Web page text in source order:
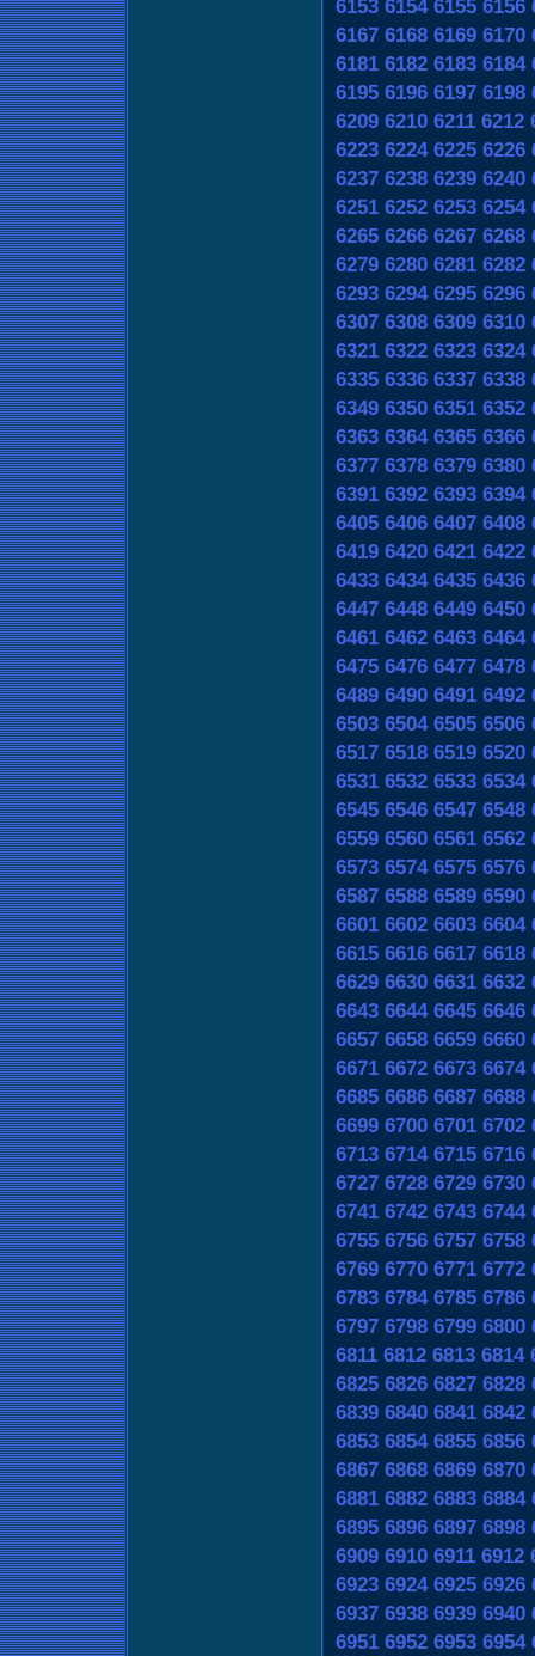
6153 6154 6155 6156
6167 6168 6169 6170
6181 6182 6183 6184
6195 6196 6197 6198
6209 6210 6211 6212
6223 6224 6225 6226
6237 6238 6239 6240
6251 6252 6253 6254
6265 6266 6267 6268
6279 6280 6281 6282
6293 6294 6295 6296
6307 6308 6309 6310
6321 6322 6323 6324
6335 6336 6337 6338
6349 6350 6351 6352
6363 6364 6365 6366
6377 6378 6379 6380
6391 6392 6393 6394
6405 6406 6407 6408
6419 6420 6421 6422
6433 6434 6435 6436
6447 6448 6449 6450
6461 6462 6463 6464
6475 6476 6477 6478
6489 6490 6491 6492
6503 6504 6505 6506
6517 6518 6519 6520
6531 6532 6533 6534
6545 6546 6547 6548
6559 6560 6561 6562
6573 6574 6575 6576
6587 6588 6589 6590
6601 6602 6603 6604
6615 6616 6617 6618
6629 6630 6631 6632
6643 6644 6645 6646
6657 6658 6659 6660
6671 6672 6673 6674
6685 6686 6687 6688
6699 6700 6701 6702
6713 6714 6715 6716
6727 6728 6729 6730
6741 6742 6743 6744
6755 6756 6757 6758
6769 6770 6771 6772
6783 6784 6785 6786
6797 6798 6799 6800
6811 6812 6813 6814
6825 6826 6827 6828
6839 6840 6841 6842
6853 6854 6855 6856
6867 6868 6869 6870
6881 6882 6883 6884
6895 6896 6897 6898
6909 6910 6911 6912
6923 6924 6925 6926
6937 6938 6939 6940
6951 6952 6953 6954